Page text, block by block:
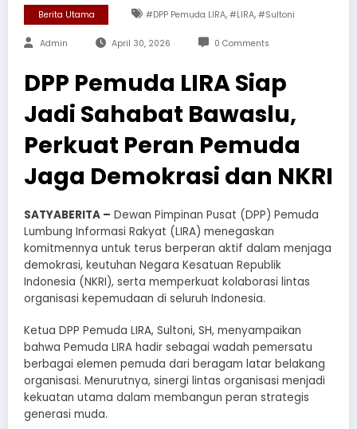
Berita Utama #DPP Pemuda LIRA, #LIRA, #Sultoni
Admin April 30, 2026 0 Comments
DPP Pemuda LIRA Siap
Jadi Sahabat Bawaslu,
Perkuat Peran Pemuda
Jaga Demokrasi dan NKRI
SATYABERITA – Dewan Pimpinan Pusat (DPP) Pemuda
Lumbung Informasi Rakyat (LIRA) menegaskan
komitmennya untuk terus berperan aktif dalam menjaga
demokrasi, keutuhan Negara Kesatuan Republik
Indonesia (NKRI), serta memperkuat kolaborasi lintas
organisasi kepemudaan di seluruh Indonesia.
Ketua DPP Pemuda LIRA, Sultoni, SH, menyampaikan
bahwa Pemuda LIRA hadir sebagai wadah pemersatu
berbagai elemen pemuda dari beragam latar belakang
organisasi. Menurutnya, sinergi lintas organisasi menjadi
kekuatan utama dalam membangun peran strategis
generasi muda.